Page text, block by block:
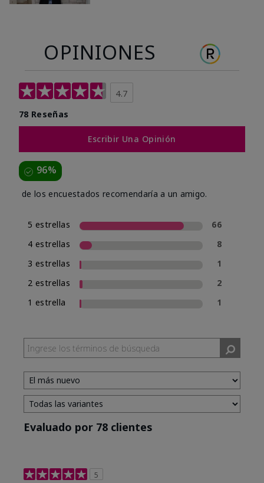
OPINIONES
4.7
78 Reseñas
Escribir Una Opinión
96%
de los encuestados recomendaría a un amigo.
5 estrellas
66
4 estrellas
8
3 estrellas
1
2 estrellas
2
1 estrella
1
Evaluado por 78 clientes
5